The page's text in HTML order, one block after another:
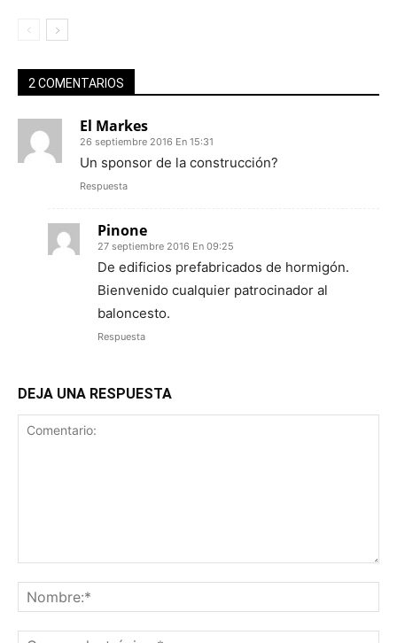
2 COMENTARIOS
El Markes
26 septiembre 2016 En 15:31
Un sponsor de la construcción?
Respuesta
Pinone
27 septiembre 2016 En 09:25
De edificios prefabricados de hormigón.
Bienvenido cualquier patrocinador al
baloncesto.
Respuesta
DEJA UNA RESPUESTA